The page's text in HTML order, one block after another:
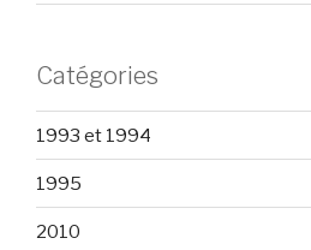
Catégories
1993 et 1994
1995
2010